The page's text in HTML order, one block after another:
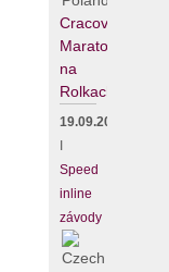
Cracovia
Maraton
na
Rolkach
19.09.2026
Speed
inline
závody